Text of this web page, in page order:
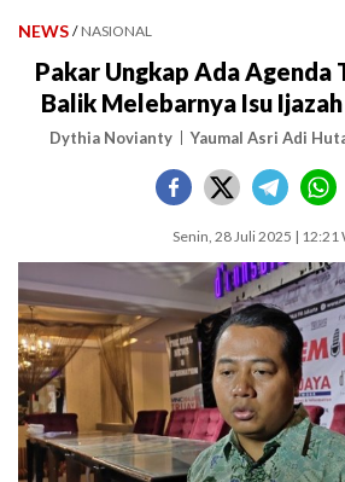
NEWS / NASIONAL
Pakar Ungkap Ada Agenda
Balik Melebarnya Isu
Dythia Novianty Yaumal Asri Adi
Senin, 28 Juli 2025 | 12:21